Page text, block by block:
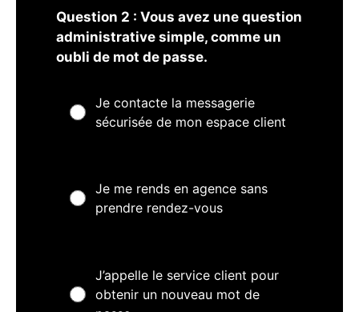
Question 2 : Vous avez une question
administrative simple, comme un
oubli de mot de passe.
Je contacte la messagerie
sécurisée de mon espace client
Je me rends en agence sans
prendre rendez-vous
J’appelle le service client pour
obtenir un nouveau mot de